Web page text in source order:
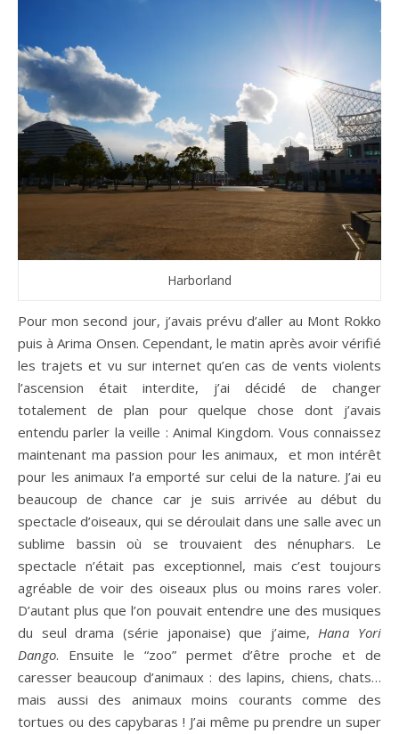
Harborland
Pour mon second jour, j’avais prévu d’aller au Mont Rokko
puis à Arima Onsen. Cependant, le matin après avoir vérifié
les trajets et vu sur internet qu’en cas de vents violents
l’ascension était interdite, j’ai décidé de changer
totalement de plan pour quelque chose dont j’avais
entendu parler la veille : Animal Kingdom. Vous connaissez
maintenant ma passion pour les animaux, et mon intérêt
pour les animaux l’a emporté sur celui de la nature. J’ai eu
beaucoup de chance car je suis arrivée au début du
spectacle d’oiseaux, qui se déroulait dans une salle avec un
sublime bassin où se trouvaient des nénuphars. Le
spectacle n’était pas exceptionnel, mais c’est toujours
agréable de voir des oiseaux plus ou moins rares voler.
D’autant plus que l’on pouvait entendre une des musiques
du seul drama (série japonaise) que j’aime,Hana Yori
Dango. Ensuite le “zoo” permet d’être proche et de
caresser beaucoup d’animaux : des lapins, chiens, chats…
mais aussi des animaux moins courants comme des
tortues ou des capybaras ! J’ai même pu prendre un super